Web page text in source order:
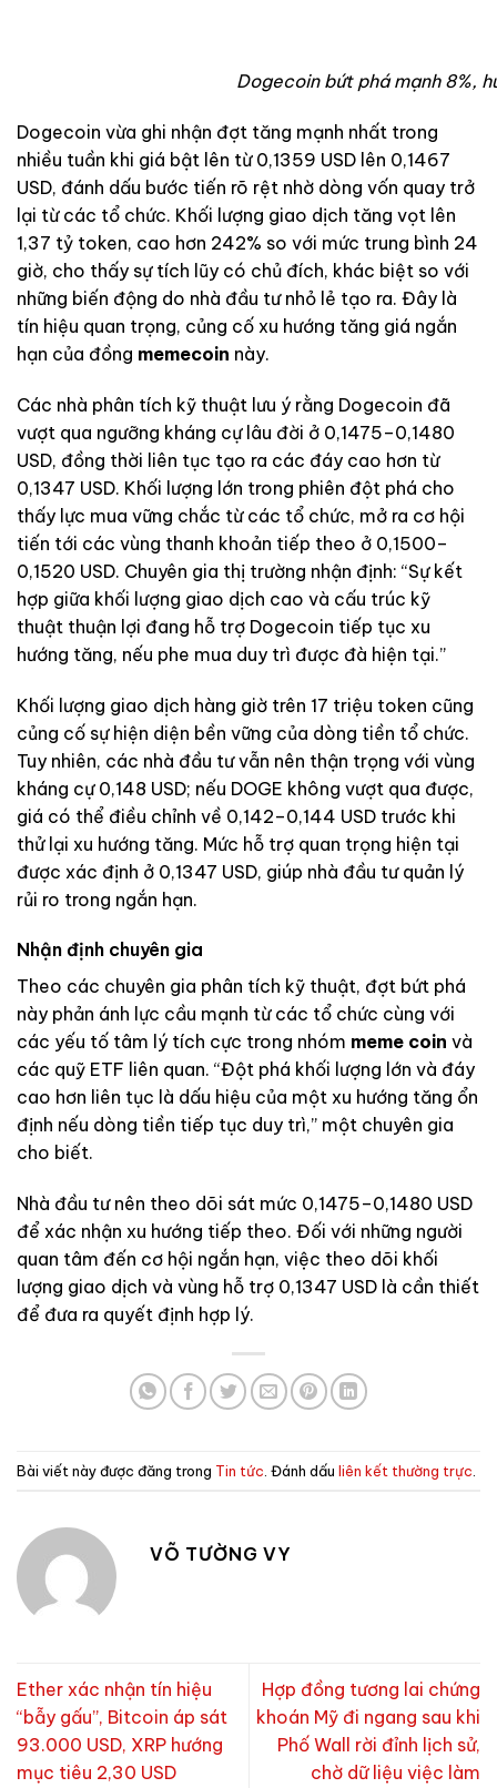
Dogecoin bứt phá mạnh 8%,
Dogecoin vừa ghi nhận đợt tăng mạnh nhất trong
nhiều tuần khi giá bật lên từ 0,1359 USD lên 0,1467
USD, đánh dấu bước tiến rõ rệt nhờ dòng vốn quay trở
lại từ các tổ chức. Khối lượng giao dịch tăng vọt lên
1,37 tỷ token, cao hơn 242% so với mức trung bình 24
giờ, cho thấy sự tích lũy có chủ đích, khác biệt so với
những biến động do nhà đầu tư nhỏ lẻ tạo ra. Đây là
tín hiệu quan trọng, củng cố xu hướng tăng giá ngắn
hạn của đồng memecoin này.
Các nhà phân tích kỹ thuật lưu ý rằng Dogecoin đã
vượt qua ngưỡng kháng cự lâu đời ở 0,1475–0,1480
USD, đồng thời liên tục tạo ra các đáy cao hơn từ
0,1347 USD. Khối lượng lớn trong phiên đột phá cho
thấy lực mua vững chắc từ các tổ chức, mở ra cơ hội
tiến tới các vùng thanh khoản tiếp theo ở 0,1500–
0,1520 USD. Chuyên gia thị trường nhận định: “Sự kết
hợp giữa khối lượng giao dịch cao và cấu trúc kỹ
thuật thuận lợi đang hỗ trợ Dogecoin tiếp tục xu
hướng tăng, nếu phe mua duy trì được đà hiện tại.”
Khối lượng giao dịch hàng giờ trên 17 triệu token cũng
củng cố sự hiện diện bền vững của dòng tiền tổ chức.
Tuy nhiên, các nhà đầu tư vẫn nên thận trọng với vùng
kháng cự 0,148 USD; nếu DOGE không vượt qua được,
giá có thể điều chỉnh về 0,142–0,144 USD trước khi
thử lại xu hướng tăng. Mức hỗ trợ quan trọng hiện tại
được xác định ở 0,1347 USD, giúp nhà đầu tư quản lý
rủi ro trong ngắn hạn.
Nhận định chuyên gia
Theo các chuyên gia phân tích kỹ thuật, đợt bứt phá
này phản ánh lực cầu mạnh từ các tổ chức cùng với
các yếu tố tâm lý tích cực trong nhóm meme coin và
các quỹ ETF liên quan. “Đột phá khối lượng lớn và đáy
cao hơn liên tục là dấu hiệu của một xu hướng tăng ổn
định nếu dòng tiền tiếp tục duy trì,” một chuyên gia
cho biết.
Nhà đầu tư nên theo dõi sát mức 0,1475–0,1480 USD
để xác nhận xu hướng tiếp theo. Đối với những người
quan tâm đến cơ hội ngắn hạn, việc theo dõi khối
lượng giao dịch và vùng hỗ trợ 0,1347 USD là cần thiết
để đưa ra quyết định hợp lý.
Bài viết này được đăng trong Tin tức . Đánh dấu liên kết thường trực
VÕ TƯỜNG VY
Ether xác nhận tín hiệu
“bẫy gấu”, Bitcoin áp sát
93.000 USD, XRP hướng
mục tiêu 2,30 USD
Hợp đồng tương lai chứng
khoán Mỹ đi ngang sau khi
Phố Wall rời đỉnh lịch sử,
chờ dữ liệu việc làm